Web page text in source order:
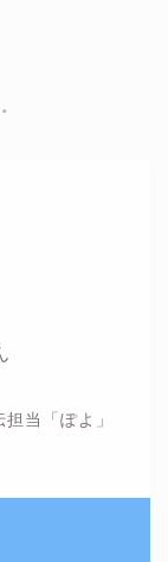
当「ぽよ」